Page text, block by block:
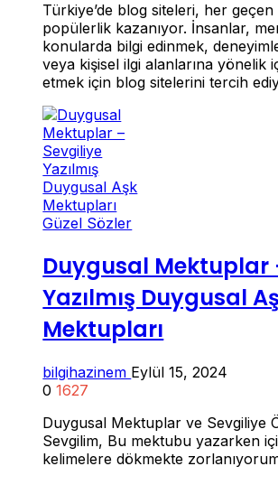
Türkiye’de blog siteleri, her
popülerlik kazanıyor. İnsanlar,
konularda bilgi edinmek,
veya kişisel ilgi alanlarına yönelik
etmek için blog sitelerini tercih
Güzel Sözler
Duygusal Mektuplar
Yazılmış Duygusal
Mektupları
bilgihazinem Eylül 15, 2024
0 1627
Duygusal Mektuplar ve Sevgiliye
Sevgilim, Bu mektubu yazarken
kelimelere dökmekte